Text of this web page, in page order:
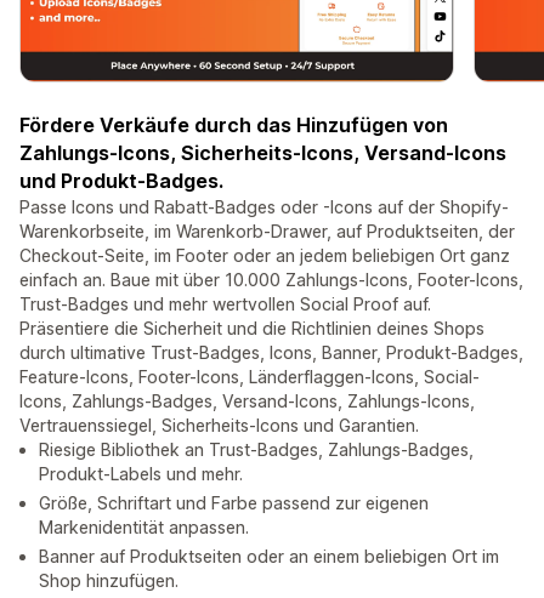
Fördere Verkäufe durch das Hinzufügen von
Zahlungs-Icons, Sicherheits-Icons, Versand-Icons
und Produkt-Badges.
Passe Icons und Rabatt-Badges oder -Icons auf der Shopify-
Warenkorbseite, im Warenkorb-Drawer, auf Produktseiten, der
Checkout-Seite, im Footer oder an jedem beliebigen Ort ganz
einfach an. Baue mit über 10.000 Zahlungs-Icons, Footer-Icons,
Trust-Badges und mehr wertvollen Social Proof auf.
Präsentiere die Sicherheit und die Richtlinien deines Shops
durch ultimative Trust-Badges, Icons, Banner, Produkt-Badges,
Feature-Icons, Footer-Icons, Länderflaggen-Icons, Social-
Icons, Zahlungs-Badges, Versand-Icons, Zahlungs-Icons,
Vertrauenssiegel, Sicherheits-Icons und Garantien.
Riesige Bibliothek an Trust-Badges, Zahlungs-Badges,
Produkt-Labels und mehr.
Größe, Schriftart und Farbe passend zur eigenen
Markenidentität anpassen.
Banner auf Produktseiten oder an einem beliebigen Ort im
Shop hinzufügen.